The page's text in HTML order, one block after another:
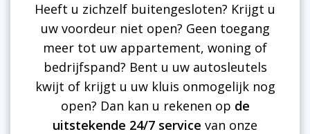
Heeft u zichzelf buitengesloten? Krijgt u
uw voordeur niet open? Geen toegang
meer tot uw appartement, woning of
bedrijfspand? Bent u uw autosleutels
kwijt of krijgt u uw kluis onmogelijk nog
open? Dan kan u rekenen op de
uitstekende 24/7 service van onze